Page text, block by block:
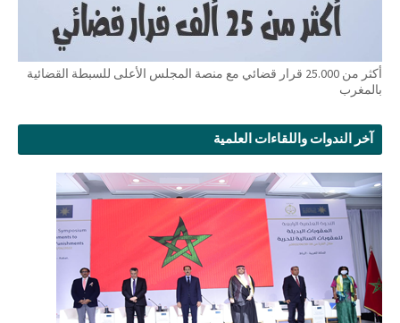
أكثر من 25.000 قرار قضائي مع منصة المجلس الأعلى للسبطة القضائية
بالمغرب
آخر الندوات واللقاءات العلمية